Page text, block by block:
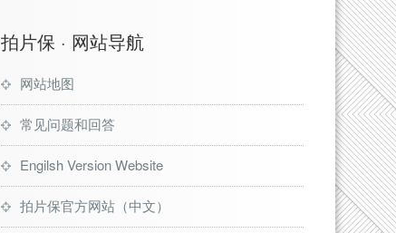
拍片保 · 网站导航
网站地图
常见问题和回答
Engilsh Version Website
拍片保官方网站（中文）